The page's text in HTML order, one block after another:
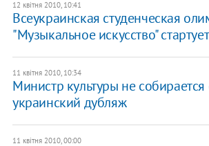
12 квітня 2010, 10:41
Всеукраинская студенческая
"Музыкальное искусство"
11 квітня 2010, 10:34
Министр культуры не собирается
украинский дубляж
11 квітня 2010, 00:00